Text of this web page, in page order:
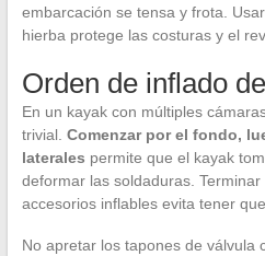
embarcación se tensa y frota.
hierba protege las costuras y el
Orden de inflado
En un kayak con múltiples
trivial. Comenzar por el fondo,
laterales permite que el kayak
deformar las soldaduras.
accesorios inflables evita tener
No apretar los tapones de válvula